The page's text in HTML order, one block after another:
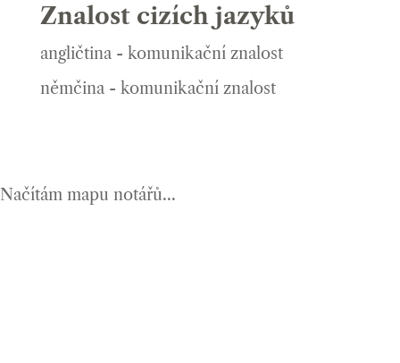
Znalost cizích jazyků
angličtina - komunikační znalost
němčina - komunikační znalost
Načítám mapu notářů...